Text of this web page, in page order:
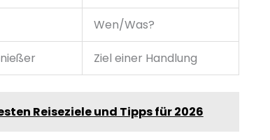
Wen/Was?
Ziel einer Handlung
Reiseziele und Tipps für 2026